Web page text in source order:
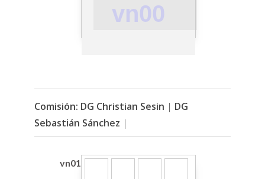
vn00
Comisión: DG Christian Sesin | DG
Sebastián Sánchez |
vn01